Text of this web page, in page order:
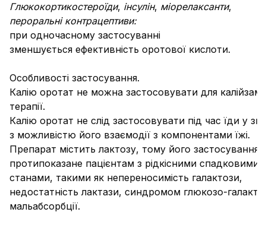
Глюкокортикостероїди, інсулін, міорелаксанти,
пероральні контрацептиви:
при одночасному застосуванні
зменшується ефективність оротової кислоти.
Особливості застосування.
Калію оротат не можна застосовувати для
терапії.
Калію оротат не слід застосовувати під час їди у
з можливістю його взаємодії з компонентами їжі.
Препарат містить лактозу, тому його застосування
протипоказане пацієнтам з рідкісними спадковими
станами, такими як непереносимість галактози,
недостатність лактази, синдромом глюкозо-
мальабсорбції.